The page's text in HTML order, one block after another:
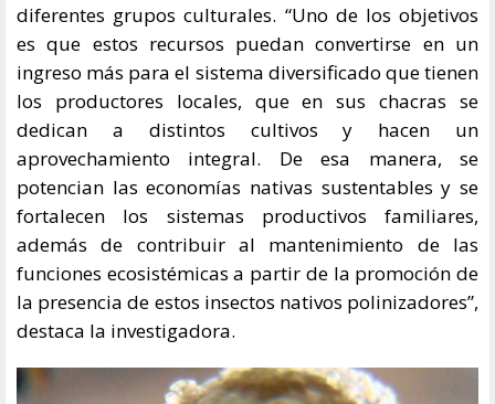
diferentes grupos culturales. “Uno de los objetivos
es que estos recursos puedan convertirse en un
ingreso más para el sistema diversificado que tienen
los productores locales, que en sus chacras se
dedican a distintos cultivos y hacen un
aprovechamiento integral. De esa manera, se
potencian las economías nativas sustentables y se
fortalecen los sistemas productivos familiares,
además de contribuir al mantenimiento de las
funciones ecosistémicas a partir de la promoción de
la presencia de estos insectos nativos polinizadores”,
destaca la investigadora.